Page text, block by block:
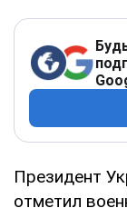
Президент
отметил